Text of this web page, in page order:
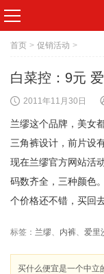
首页 > 促销活动 >
白菜控：9元
2011年11月30日
兰缪这个品牌，美女
三角裤设计，前片设
现在兰缪官方网站活
码数齐全，三种颜色
个价格还不错，买回
标签： 兰缪、 内裤、 爱里
买什么便宜是一个中立